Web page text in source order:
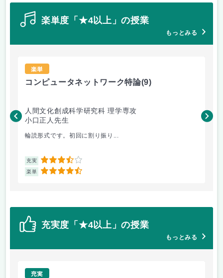
楽単度「★4以上」の授業
もっとみる
楽単
コンピュータネットワーク特論(9)
人間文化創成科学研究科 理学専攻
小口正人先生
輪読形式です。初回に割り振り...
充実 3.5
楽単 4.5
森
充実度「★4以上」の授業
もっとみる
充実